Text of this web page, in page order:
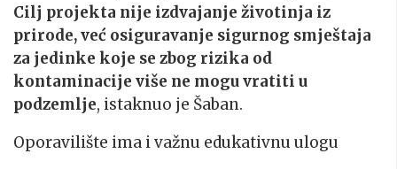
Cilj projekta nije izdvajanje životinja iz
prirode, već osiguravanje sigurnog smještaja
za jedinke koje se zbog rizika od
kontaminacije više ne mogu vratiti u
podzemlje, istaknuo je Šaban.
Oporavilište ima i važnu edukativnu ulogu